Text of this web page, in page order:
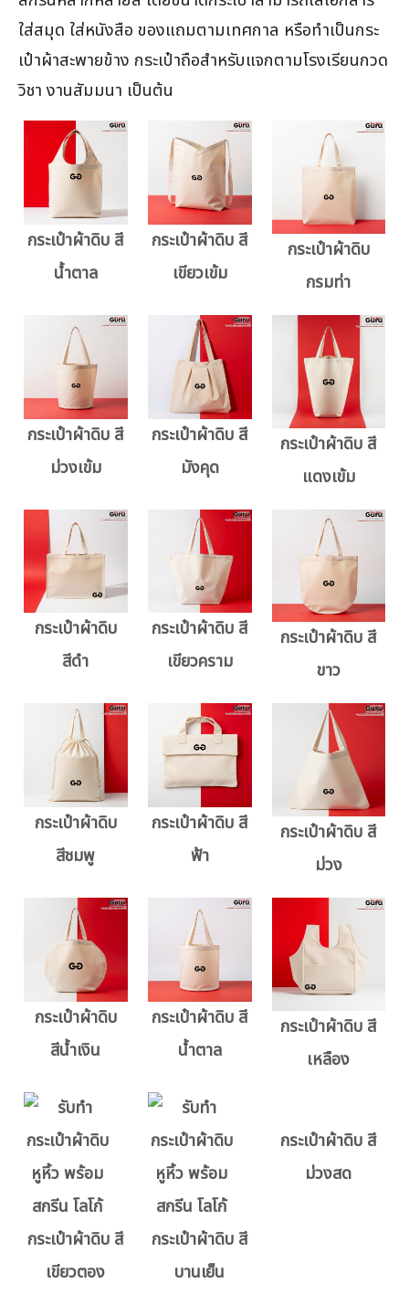
ใส่สมุด ใส่หนังสือ ของแถมตามเทศกาล หรือทำเป็นกระ
เป๋าผ้าสะพายข้าง กระเป๋าถือสำหรับแจกตามโรงเรียนกวด
วิชา งานสัมมนา เป็นต้น
กระเป๋าผ้าดิบ สี
น้ำตาล
กระเป๋าผ้าดิบ สี
เขียวเข้ม
กระเป๋าผ้าดิบ
กรมท่า
กระเป๋าผ้าดิบ สี
ม่วงเข้ม
กระเป๋าผ้าดิบ สี
มังคุด
กระเป๋าผ้าดิบ สี
แดงเข้ม
กระเป๋าผ้าดิบ
สีดำ
กระเป๋าผ้าดิบ สี
เขียวคราม
กระเป๋าผ้าดิบ สี
ขาว
กระเป๋าผ้าดิบ
สีชมพู
กระเป๋าผ้าดิบ สี
ฟ้า
กระเป๋าผ้าดิบ สี
ม่วง
กระเป๋าผ้าดิบ
สีน้ำเงิน
กระเป๋าผ้าดิบ สี
น้ำตาล
กระเป๋าผ้าดิบ สี
เหลือง
กระเป๋าผ้าดิบ สี
เขียวตอง
กระเป๋าผ้าดิบ สี
บานเย็น
กระเป๋าผ้าดิบ สี
ม่วงสด